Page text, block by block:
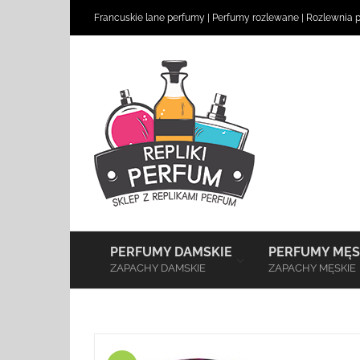
Francuskie lane perfumy Perfumy rozlewane Rozlewnia
PERFUMY DAMSKIE
ZAPACHY DAMSKIE
PERFUMY
ZAPACHY MĘSKIE